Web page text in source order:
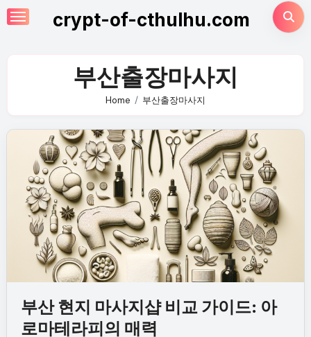
Skip
to
crypt-of-cthulhu.com
부산출장마사지
Home 부산출장마사지
부산 현지 마사지샵 비교 가이드: 아
로마테라피의 매력